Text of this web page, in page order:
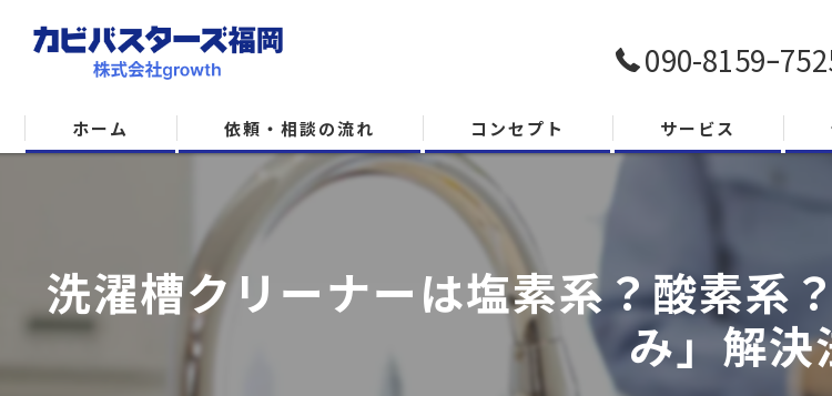
090-8159ｰ
ホーム 依頼・相談の流れ コンセプト サービス
洗濯槽クリーナーは塩素系？酸素系
み」解決